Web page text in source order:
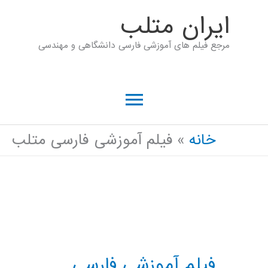
ايران متلب
مرجع فیلم های آموزشی فارسی دانشگاهی و مهندسی
فهرست
اصلی
خانه فیلم آموزشی فارسی متلب